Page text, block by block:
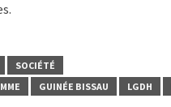
SOCIÉTÉ
GUINÉE BISSAU LGDH